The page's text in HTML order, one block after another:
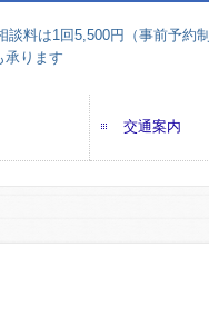
交通案内